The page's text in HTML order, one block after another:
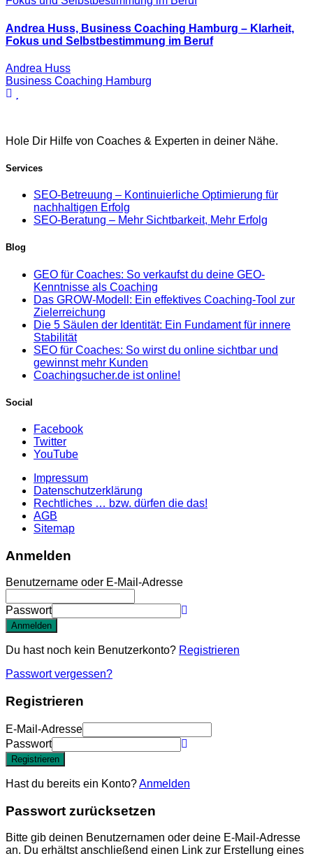
Andrea Huss, Business Coaching Hamburg – Klarheit,
Fokus und Selbstbestimmung im Beruf
Andrea Huss
Business Coaching Hamburg
Hole Dir Hilfe von Coaches & Experten in deiner Nähe.
Services
SEO-Betreuung – Kontinuierliche Optimierung für
nachhaltigen Erfolg
SEO-Beratung – Mehr Sichtbarkeit, Mehr Erfolg
Blog
GEO für Coaches: So verkaufst du deine GEO-
Kenntnisse als Coaching
Das GROW-Modell: Ein effektives Coaching-Tool zur
Zielerreichung
Die 5 Säulen der Identität: Ein Fundament für innere
Stabilität
SEO für Coaches: So wirst du online sichtbar und
gewinnst mehr Kunden
Coachingsucher.de ist online!
Social
Facebook
Twitter
YouTube
Impressum
Datenschutzerklärung
Rechtliches … bzw. dürfen die das!
AGB
Sitemap
Anmelden
Benutzername oder E-Mail-Adresse
Passwort
Anmelden
Du hast noch kein Benutzerkonto? Registrieren
Passwort vergessen?
Registrieren
E-Mail-Adresse
Passwort
Registrieren
Hast du bereits ein Konto?Anmelden
Passwort zurücksetzen
Bitte gib deinen Benutzernamen oder deine E-Mail-Adresse
an. Du erhältst anschließend einen Link zur Erstellung eines